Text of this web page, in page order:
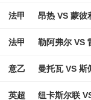
法甲 昂热 VS 蒙彼
法甲 勒阿弗尔 VS
意乙 曼托瓦 VS 斯
英超 纽卡斯尔联